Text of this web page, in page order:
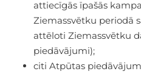
attiecīgās īpašās
Ziemassvētku periodā
attēloti Ziemassvētku
piedāvājumi);
citi Atpūtas